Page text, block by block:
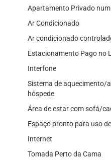
Apartamento Privado
Ar Condicionado
Ar condicionado
Estacionamento Pago no
Interfone
Sistema de aquecimento/
hóspede
Área de estar com sofá/
Espaço pronto para uso
Internet
Tomada Perto da Cama